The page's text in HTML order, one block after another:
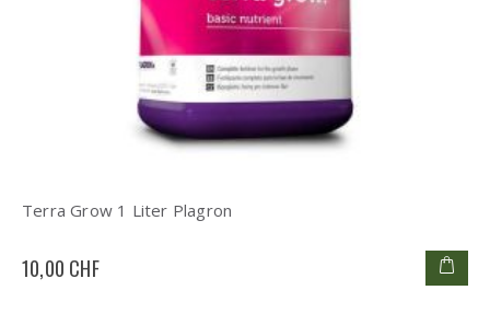
Terra Grow 1 Liter Plagron
10,00 CHF